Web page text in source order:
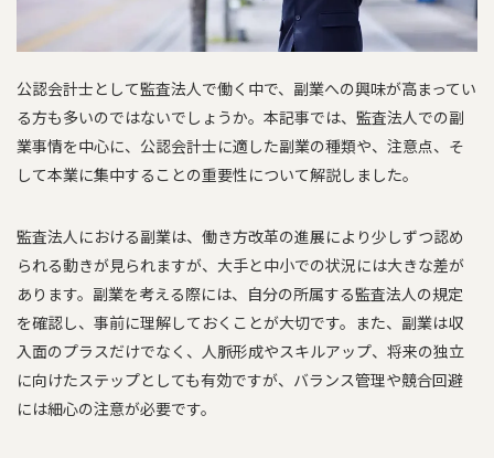
公認会計士として監査法人で働く中で、副業への興味が高まってい
る方も多いのではないでしょうか。本記事では、監査法人での副
業事情を中心に、公認会計士に適した副業の種類や、注意点、そ
して本業に集中することの重要性について解説しました。
監査法人における副業は、働き方改革の進展により少しずつ認め
られる動きが見られますが、大手と中小での状況には大きな差が
あります。副業を考える際には、自分の所属する監査法人の規定
を確認し、事前に理解しておくことが大切です。また、副業は収
入面のプラスだけでなく、人脈形成やスキルアップ、将来の独立
に向けたステップとしても有効ですが、バランス管理や競合回避
には細心の注意が必要です。